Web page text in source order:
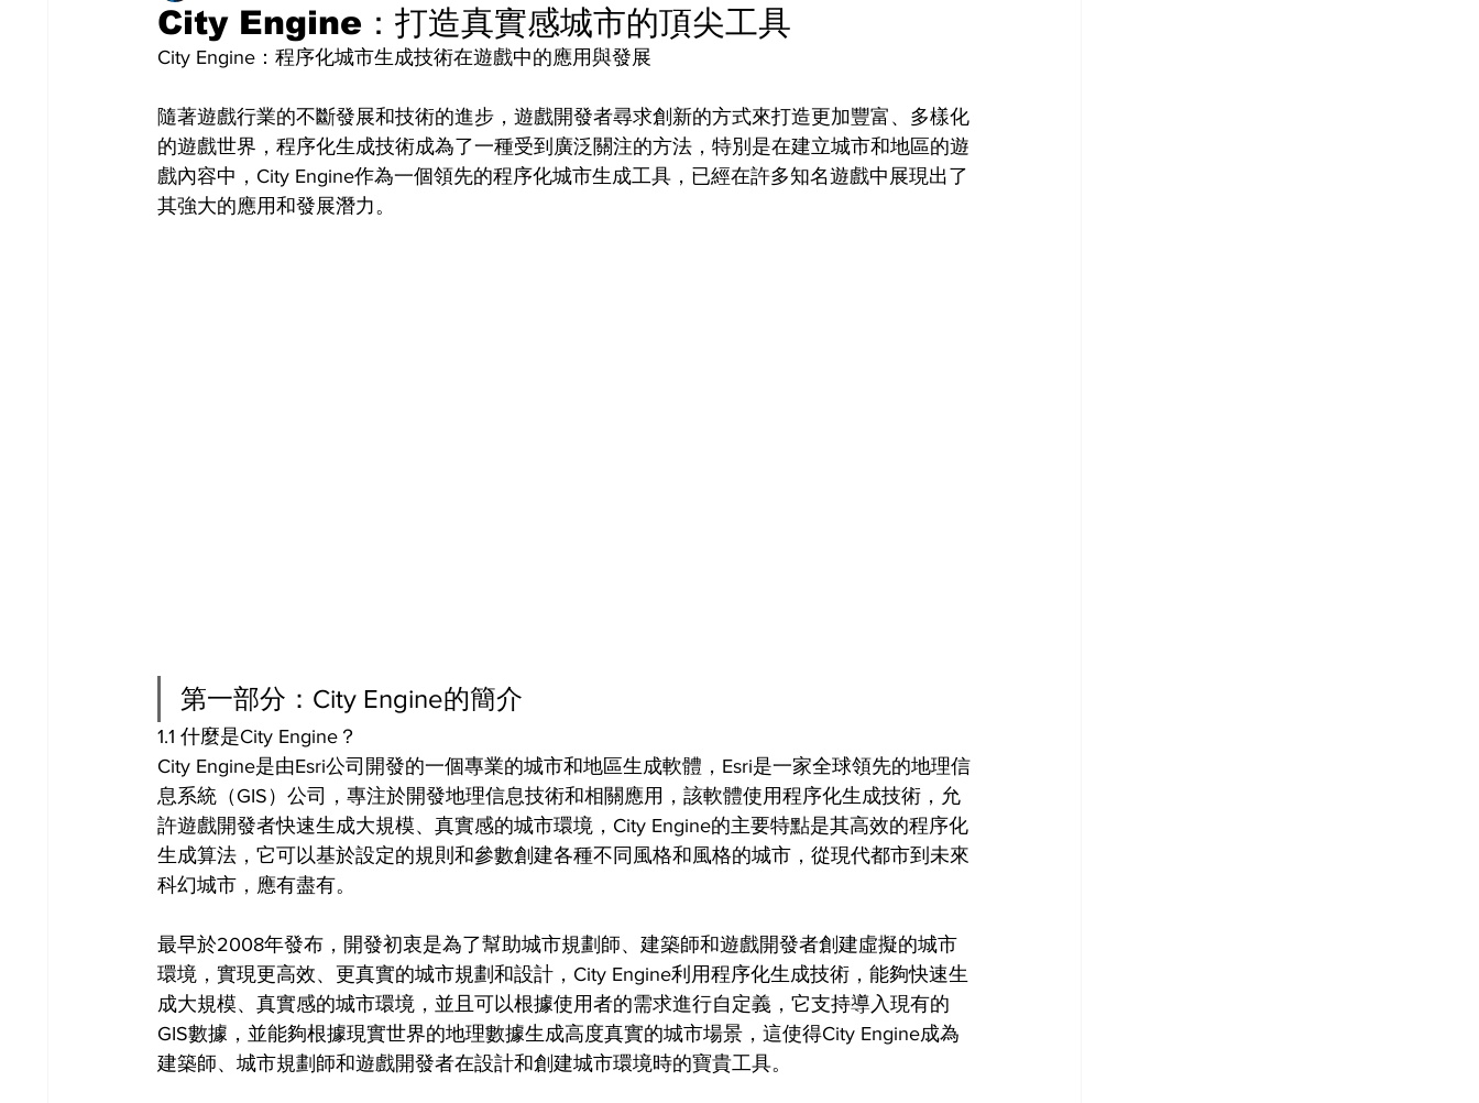
City Engine：打造真實感城市的頂尖工具
City Engine：程序化城市生成技術在遊戲中的應用與發展
隨著遊戲行業的不斷發展和技術的進步，遊戲開發者尋求創新的方式來打造更加豐富、多樣化
的遊戲世界，程序化生成技術成為了一種受到廣泛關注的方法，特別是在建立城市和地區的遊
戲內容中，City Engine作為一個領先的程序化城市生成工具，已經在許多知名遊戲中展現出了
其強大的應用和發展潛力。
第一部分：City Engine的簡介
1.1 什麼是City Engine？
City Engine是由Esri公司開發的一個專業的城市和地區生成軟體，Esri是一家全球領先的地理信
息系統（GIS）公司，專注於開發地理信息技術和相關應用，該軟體使用程序化生成技術，允
許遊戲開發者快速生成大規模、真實感的城市環境，City Engine的主要特點是其高效的程序化
生成算法，它可以基於設定的規則和參數創建各種不同風格和風格的城市，從現代都市到未來
科幻城市，應有盡有。
最早於2008年發布，開發初衷是為了幫助城市規劃師、建築師和遊戲開發者創建虛擬的城市
環境，實現更高效、更真實的城市規劃和設計，City Engine利用程序化生成技術，能夠快速生
成大規模、真實感的城市環境，並且可以根據使用者的需求進行自定義，它支持導入現有的
GIS數據，並能夠根據現實世界的地理數據生成高度真實的城市場景，這使得City Engine成為
建築師、城市規劃師和遊戲開發者在設計和創建城市環境時的寶貴工具。